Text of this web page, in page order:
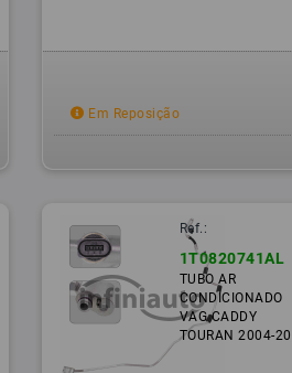
Em Reposição
Ref.:
1T0820741AL
TUBO AR
CONDICIONADO
VAG CADDY
TOURAN 2004-